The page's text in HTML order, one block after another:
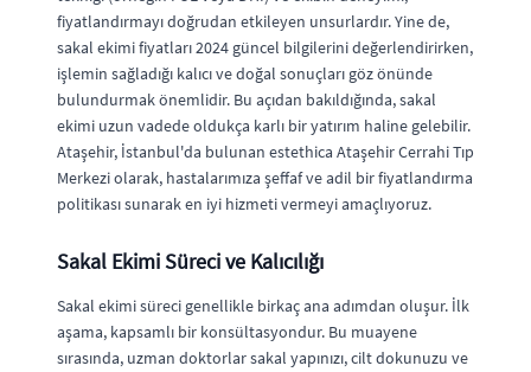
fiyatlandırmayı doğrudan etkileyen unsurlardır. Yine de,
sakal ekimi fiyatları 2024 güncel bilgilerini değerlendirirken,
işlemin sağladığı kalıcı ve doğal sonuçları göz önünde
bulundurmak önemlidir. Bu açıdan bakıldığında, sakal
ekimi uzun vadede oldukça karlı bir yatırım haline gelebilir.
Ataşehir, İstanbul'da bulunan estethica Ataşehir Cerrahi Tıp
Merkezi olarak, hastalarımıza şeffaf ve adil bir fiyatlandırma
politikası sunarak en iyi hizmeti vermeyi amaçlıyoruz.
Sakal Ekimi Süreci ve Kalıcılığı
Sakal ekimi süreci genellikle birkaç ana adımdan oluşur. İlk
aşama, kapsamlı bir konsültasyondur. Bu muayene
sırasında, uzman doktorlar sakal yapınızı, cilt dokunuzu ve